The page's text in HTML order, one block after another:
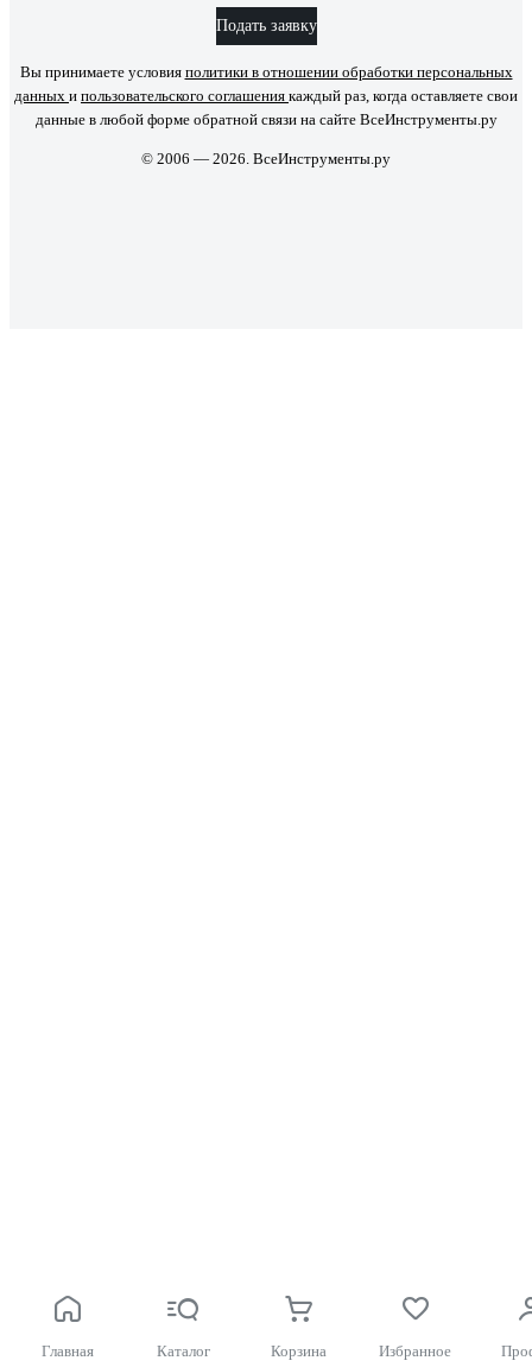
Главная Каталог Корзина Избранное
Подать заявку
Вы принимаете условия политики в отношении обработки персональных
данных и пользовательского соглашения каждый раз, когда оставляете свои
данные в любой форме обратной связи на сайте ВсеИнструменты.ру
© 2006 — 2026. ВсеИнструменты.ру